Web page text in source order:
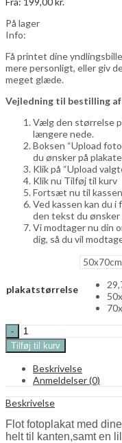
0,00kr.
På lager
Info:
Få printet dine
mere personligt, eller giv
meget glæde.
Vejledning til bestilling
Vælg den størrelse
længere nede.
Boksen “Upload
du ønsker på
Klik på “Upload
Klik nu Tilføj til kurv
Fortsæt nu til
Ved kassen kan du
den tekst du
Vi modtager nu din
dig, så du vil
plakatstørrelse
Fotoplakat
6
billeder
sort/hvid
valgfri
tekst
quantity
Tilføj til kurv
Beskrivelse
Anmeldelser (0)
Beskrivelse
Flot fotoplakat med
helt til kanten,samt en